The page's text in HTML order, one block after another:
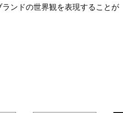
ンドの世界観を表現することが